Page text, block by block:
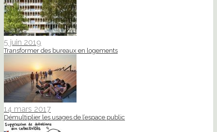
5 juin 2019
Transformer des bureaux en logements
14 mars 2017
Démultiplier les usages de l’espace public